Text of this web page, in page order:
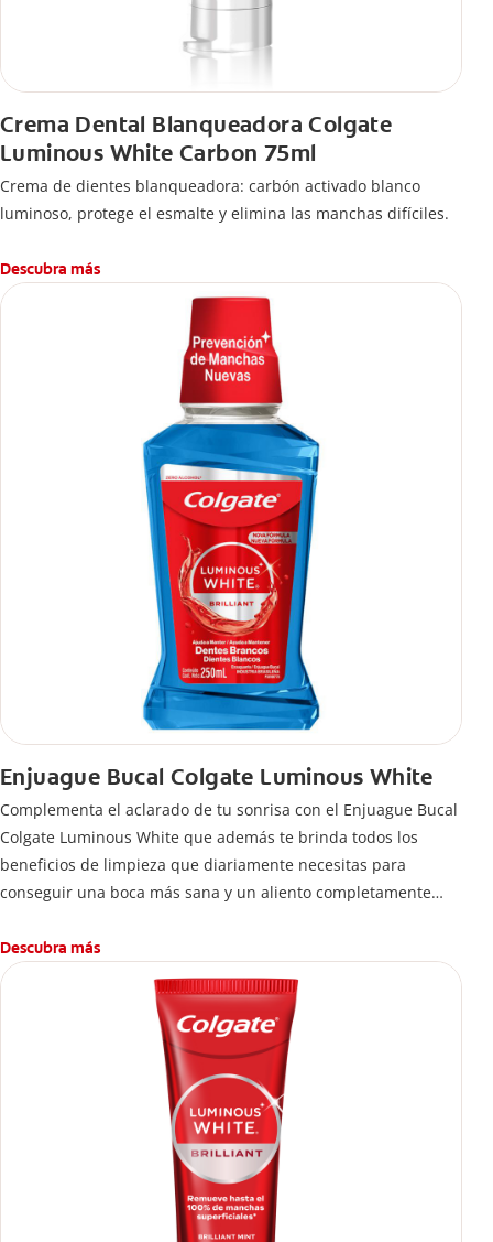
Crema Dental Blanqueadora Colgate
Luminous White Carbon 75ml
Crema de dientes blanqueadora: carbón activado blanco
luminoso, protege el esmalte y elimina las manchas difíciles.
Descubra más
Enjuague Bucal Colgate Luminous White
Complementa el aclarado de tu sonrisa con el Enjuague Bucal
Colgate Luminous White que además te brinda todos los
beneficios de limpieza que diariamente necesitas para
conseguir una boca más sana y un aliento completamente
los dientes y que los cepillos y cremas dentales no pueden
alcanzar.
Descubra más